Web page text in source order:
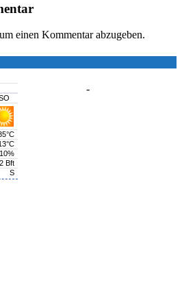
einen Kommentar abzugeben.
-